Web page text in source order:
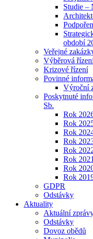
Studie –
období
Veřejné
Výběrová
Krizové řízení
Povinné
Výroční
Poskytnuté
Sb.
Rok
Rok
Rok
Rok
Rok
Rok 2021
Rok
Rok
GDPR
Odstávky
Aktuality
Aktuální
Odstávky
Dovoz obědů